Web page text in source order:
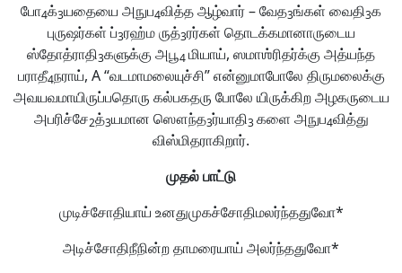
போ4க்3யதையை அநுப4வித்த ஆழ்வார் – வேத3ங்கள் வைதி3க
புருஷர்கள் ப்3ரஹ்ம ருத்3ரர்கள் தொடக்கமானாருடைய
ஸ்தோத்ராதி3களுக்கு அபூ4மியாய், ஸமாஶ்ரிதர்க்கு அத்யந்த
பராதீ4நராய், A “வடமாமலையுச்சி” என்னுமாபோலே திருமலைக்கு
அவயவமாயிருப்பதொரு கல்பகதரு போலே யிருக்கிற அழகருடைய
அபரிச்சே2த்3யமான ஸௌந்த3ர்யாதி3களை அநுப4வித்து
விஸ்மிதராகிறார்.
முதல்பாட்டு
முடிச்சோதியாய் உனதுமுகச்சோதிமலர்ந்ததுவோ*
அடிச்சோதிநீநின்ற தாமரையாய் அலர்ந்ததுவோ*